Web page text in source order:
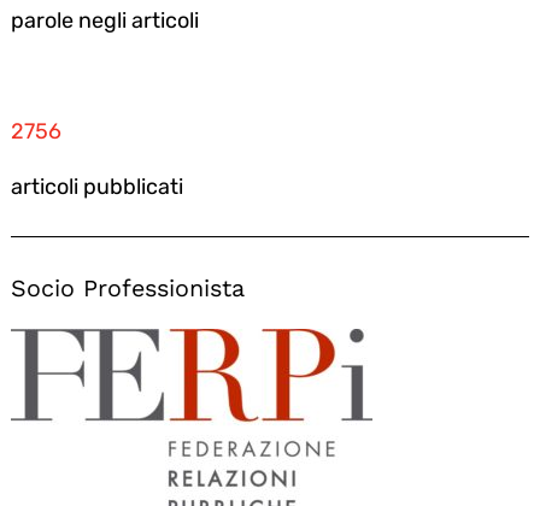
parole negli articoli
2756
articoli pubblicati
Socio Professionista